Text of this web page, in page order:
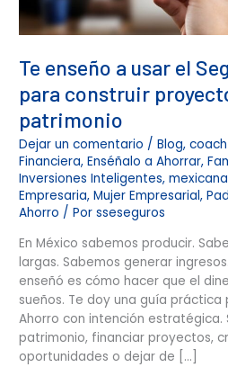
Te enseño a usar el
para construir
patrimonio
Dejar un comentario /Blog,
Financiera,Enséñalo a Ahorrar,
Inversiones Inteligentes,
Empresaria,Mujer Empresarial,
Ahorro / Porsseseguros
En México sabemos producir.
largas. Sabemos generar
enseñó es cómo hacer que el
sueños. Te doy una guía práctica
Ahorro con intención estratégica.
patrimonio, financiar proyectos,
oportunidades o dejar de […]
negocios
y